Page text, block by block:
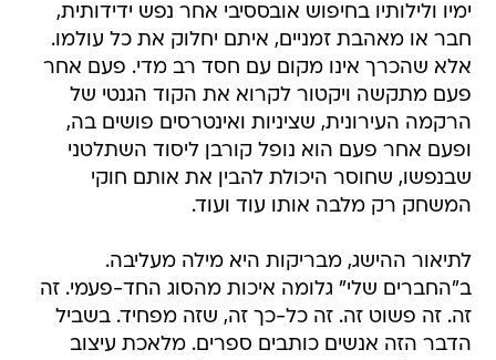
ימיו ולילותיו בחיפוש אובססיבי אחר נפש ידידותית,
חבר או מאהבת זמניים, איתם יחלוק את כל עולמו.
אלא שהכרך אינו מקום עם חסד רב מדי. פעם אחר
פעם מתקשה ויקטור לקרוא את הקוד הגנטי של
הרקמה העירונית, שציניות ואינטרסים פושים בה,
ופעם אחר פעם הוא נופל קורבן ליסוד השתלטני
שבנפשו, שחוסר היכולת להבין את אותם חוקי
המשחק רק מלבה אותו עוד ועוד.
לתיאור ההישג, מבריקות היא מילה מעליבה.
ב"החברים שלי" גלומה איכות מהסוג החד-פעמי. זה
זה. זה פשוט זה. זה כל-כך זה, שזה מפחיד. בשביל
הדבר הזה אנשים כותבים ספרים. מלאכת עיצוב